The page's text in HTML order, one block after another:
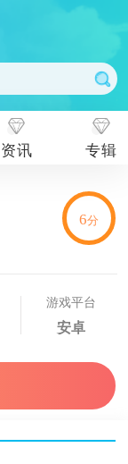
资讯 专辑
游戏平台
安卓
6分